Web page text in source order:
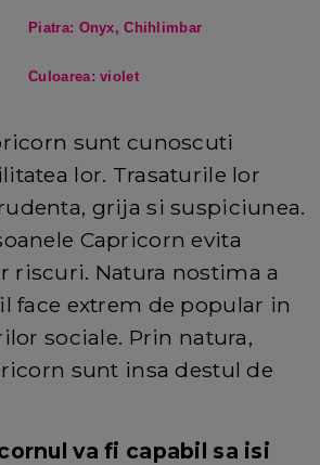
Piatra: Onyx, Chihlimbar
Culoarea: violet
sunt cunoscuti
lor. Trasaturile lor
grija si suspiciunea.
Capricorn evita
riscuri. Natura nostima a
face extrem de popular in
sociale. Prin natura,
sunt insa destul de
va fi capabil sa isi